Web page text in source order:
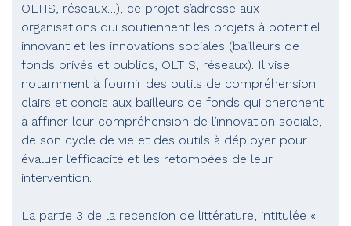
OLTIS, réseaux…), ce projet s’adresse aux
organisations qui soutiennent les projets à potentiel
innovant et les innovations sociales (bailleurs de
fonds privés et publics, OLTIS, réseaux). Il vise
notamment à fournir des outils de compréhension
clairs et concis aux bailleurs de fonds qui cherchent
à affiner leur compréhension de l’innovation sociale,
de son cycle de vie et des outils à déployer pour
évaluer l’efficacité et les retombées de leur
intervention.
La partie 3 de la recension de littérature, intitulée «